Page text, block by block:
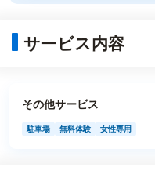
サービス内容
その他サービス
駐車場 無料体験 女性専用